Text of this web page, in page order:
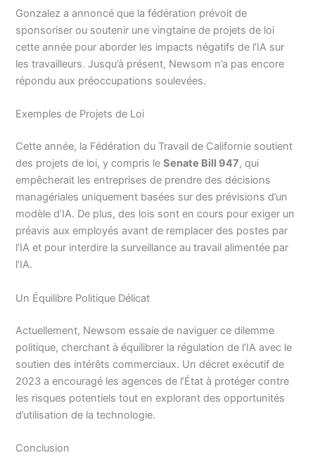
Gonzalez a annoncé que la fédération prévoit de
sponsoriser ou soutenir une vingtaine de projets de loi
cette année pour aborder les impacts négatifs de l’IA sur
les travailleurs. Jusqu’à présent, Newsom n’a pas encore
répondu aux préoccupations soulevées.
Exemples de Projets de Loi
Cette année, la Fédération du Travail de Californie soutient
des projets de loi, y compris leSenate Bill 947, qui
empêcherait les entreprises de prendre des décisions
managériales uniquement basées sur des prévisions d’un
modèle d’IA. De plus, des lois sont en cours pour exiger un
préavis aux employés avant de remplacer des postes par
l’IA et pour interdire la surveillance au travail alimentée par
l’IA.
Un Équilibre Politique Délicat
Actuellement, Newsom essaie de naviguer ce dilemme
politique, cherchant à équilibrer la régulation de l’IA avec le
soutien des intérêts commerciaux. Un décret exécutif de
2023 a encouragé les agences de l’État à protéger contre
les risques potentiels tout en explorant des opportunités
d’utilisation de la technologie.
Conclusion